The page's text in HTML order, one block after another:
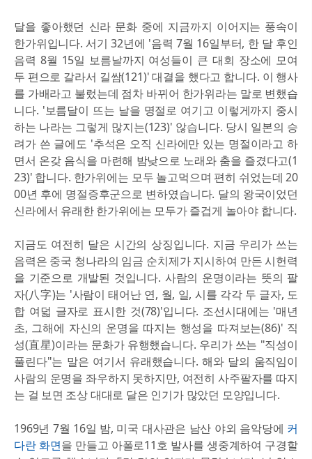
달을 좋아했던 신라 문화 중에 지금까지 이어지는 풍속이
한가위입니다. 서기 32년에 '음력 7월 16일부터, 한 달 후인
음력 8월 15일 보름날까지 여성들이 큰 대회 장소에 모여
두 편으로 갈라서 길쌈(121)' 대결을 했다고 합니다. 이 행사
를 가배라고 불렀는데 점차 바뀌어 한가위라는 말로 변했습
니다. '보름달이 뜨는 날을 명절로 여기고 이렇게까지 중시
하는 나라는 그렇게 많지는(123)' 않습니다. 당시 일본의 승
려가 쓴 글에도 '추석은 오직 신라에만 있는 명절이라고 하
면서 온갖 음식을 마련해 밤낮으로 노래와 춤을 즐겼다고(1
23)' 합니다. 한가위에는 모두 놀고먹으며 편히 쉬었는데 20
00년 후에 명절증후군으로 변하였습니다. 달의 왕국이었던
신라에서 유래한 한가위에는 모두가 즐겁게 놀아야 합니다.
지금도 여전히 달은 시간의 상징입니다. 지금 우리가 쓰는
음력은 중국 청나라의 임금 순치제가 지시하여 만든 시헌력
을 기준으로 개발된 것입니다. 사람의 운명이라는 뜻의 팔
자(八字)는 '사람이 태어난 연, 월, 일, 시를 각각 두 글자, 도
합 여덟 글자로 표시한 것(78)'입니다. 조선시대에는 '매년
초, 그해에 자신의 운명을 따지는 행성을 따져보는(86)' 직
성(直星)이라는 문화가 유행했습니다. 우리가 쓰는 "직성이
풀린다"는 말은 여기서 유래했습니다. 해와 달의 움직임이
사람의 운명을 좌우하지 못하지만, 여전히 사주팔자를 따지
는 걸 보면 조상 대대로 달은 인기가 많았던 모양입니다.
1969년 7월 16일 밤, 미국 대사관은 남산 야외 음악당에 커
다란 화면을 만들고 아폴로11호 발사를 생중계하여 구경할